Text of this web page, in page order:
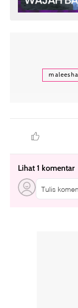
Lihat 1 komentar
Tulis